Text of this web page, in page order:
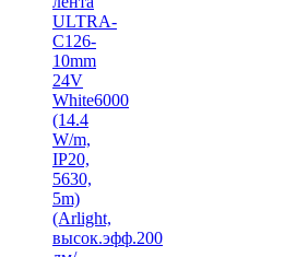
ULTRA-
C126-
10mm
24V
White6000
(14.4
W/m,
IP20,
5630,
5m)
(Arlight,
высок.эфф.200